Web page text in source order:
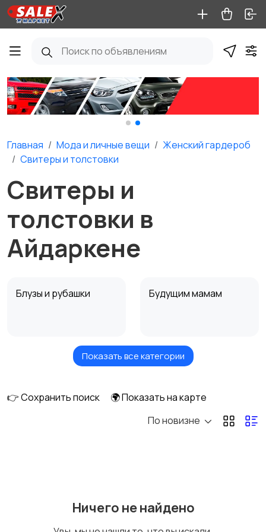
Главная Мода и личные вещи
Женский гардероб
Свитеры и толстовки
Свитеры и
толстовки в
Айдаркене
Блузы и рубашки Будущим мамам
Верхняя одежда Головные уборы
Показать все категории
👉 Сохранить поиск
🌍 Показать на карте
По новизне
Ничего не найдено